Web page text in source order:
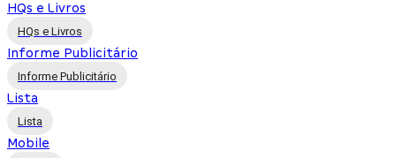
HQs e Livros
HQs e Livros
Informe Publicitário
Informe Publicitário
Lista
Lista
Mobile